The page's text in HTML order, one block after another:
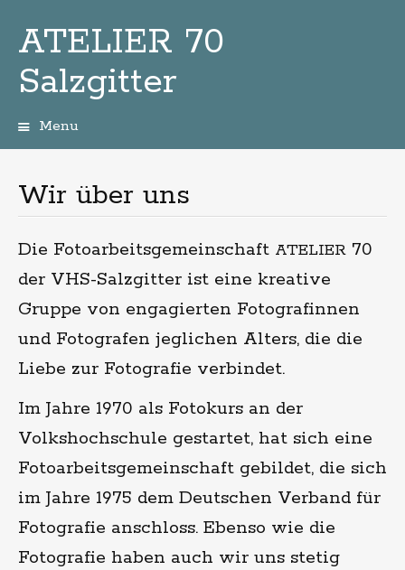
ATELIER 70
Salzgitter
Menu
Wir über uns
Die Fotoarbeitsgemeinschaft ATELIER 70
der VHS-Salzgitter ist eine kreative
Gruppe von engagierten Fotografinnen
und Fotografen jeglichen Alters, die die
Liebe zur Fotografie verbindet.
Im Jahre 1970 als Fotokurs an der
Volkshochschule gestartet, hat sich eine
Fotoarbeitsgemeinschaft gebildet, die sich
im Jahre 1975 dem Deutschen Verband für
Fotografie anschloss. Ebenso wie die
Fotografie haben auch wir uns stetig